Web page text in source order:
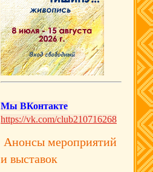
Мы ВКонтакте
https://vk.com/club210716268
Анонсы мероприятий
и выставок